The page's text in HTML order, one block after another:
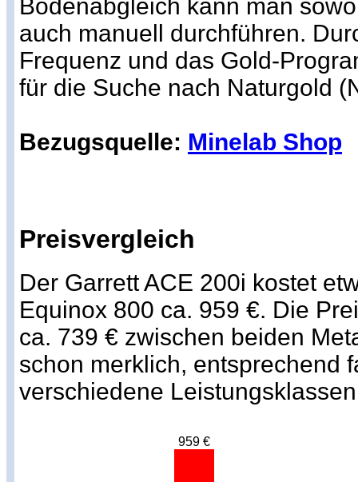
Bodenabgleich kann man
auch manuell durchführen.
Frequenz und das Gold-
für die Suche nach Naturgold
Bezugsquelle: Minelab Shop
Preisvergleich
Der Garrett ACE 200i kostet
Equinox 800 ca. 959 €. Die
ca. 739 € zwischen beiden
schon merklich, entsprechend
verschiedene
959 €